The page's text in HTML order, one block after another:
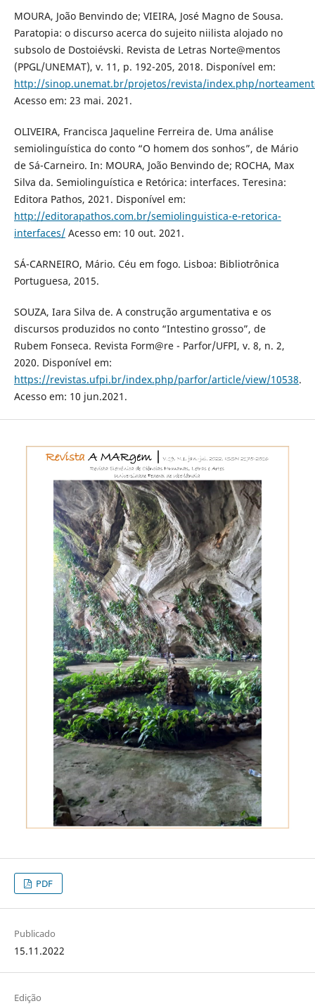
MOURA, João Benvindo de; VIEIRA, José Magno de Sousa.
Paratopia: o discurso acerca do sujeito niilista alojado no
subsolo de Dostoiévski. Revista de Letras Norte@mentos
(PPGL/UNEMAT), v. 11, p. 192-205, 2018. Disponível em:
http://sinop.unemat.br/projetos/revista/index.php/
Acesso em: 23 mai. 2021.
OLIVEIRA, Francisca Jaqueline Ferreira de. Uma análise
semiolinguística do conto “O homem dos sonhos”, de Mário
de Sá-Carneiro. In: MOURA, João Benvindo de; ROCHA, Max
Silva da. Semiolinguística e Retórica: interfaces. Teresina:
Editora Pathos, 2021. Disponível em:
http://editorapathos.com.br/semiolinguistica-e-retorica-
interfaces/Acesso em: 10 out. 2021.
SÁ-CARNEIRO, Mário. Céu em fogo. Lisboa: Bibliotrônica
Portuguesa, 2015.
SOUZA, Iara Silva de. A construção argumentativa e os
discursos produzidos no conto “Intestino grosso”, de
Rubem Fonseca. Revista Form@re - Parfor/UFPI, v. 8, n. 2,
2020. Disponível em:
https://revistas.ufpi.br/index.php/parfor/article/view/10538.
Acesso em: 10 jun.2021.
PDF
Publicado
15.11.2022
Edição